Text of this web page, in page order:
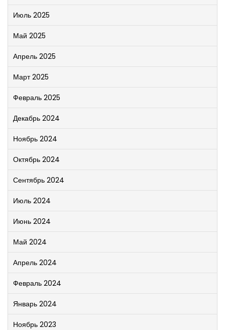
Июль 2025
Май 2025
Апрель 2025
Март 2025
Февраль 2025
Декабрь 2024
Ноябрь 2024
Октябрь 2024
Сентябрь 2024
Июль 2024
Июнь 2024
Май 2024
Апрель 2024
Февраль 2024
Январь 2024
Ноябрь 2023